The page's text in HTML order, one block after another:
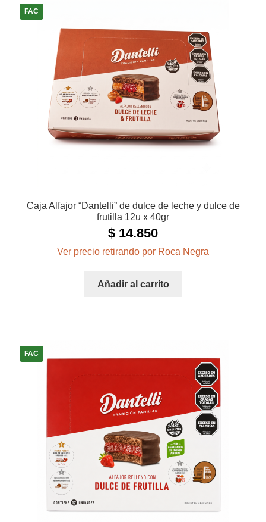
FAC
Caja Alfajor “Dantelli” de dulce de leche y dulce de
frutilla 12u x 40gr
$ 14.850
Ver precio retirando por Roca Negra
Añadir al carrito
FAC